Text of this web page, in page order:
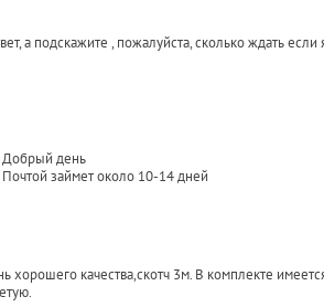
а подскажите , пожалуйста, сколько ждать
Добрый день
Почтой займет около 10-14 дней
качества,скотч 3м. В комплекте